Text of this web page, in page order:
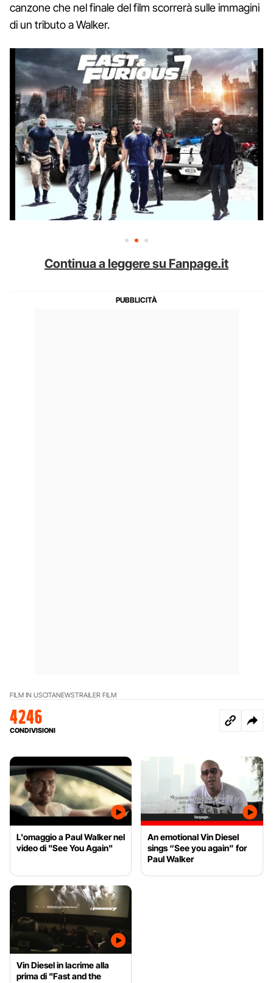
canzone che nel finale del film scorrerà sulle immagini
di un tributo a Walker.
Continua a leggere su Fanpage.it
FILM IN USCITANEWSTRAILER FILM
4246
CONDIVISIONI
L'omaggio a Paul Walker nel
video di "See You Again"
An emotional Vin Diesel
sings “See you again” for
Paul Walker
Vin Diesel in lacrime alla
prima di "Fast and the